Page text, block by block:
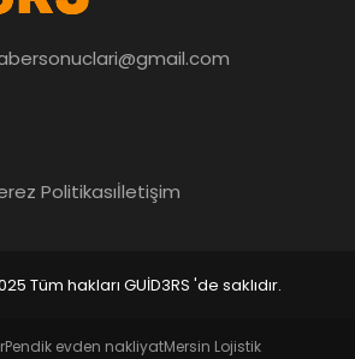
Politikasıİletişim
Tüm hakları GUİD3RS 'de saklıdır.
Pendik evden nakliyatMersin Lojistik